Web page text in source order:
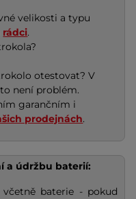
velikosti a typu
rádci.
otestovat? V
to není problém.
garančním i
prodejnách.
a údržbu baterií:
baterie - pokud